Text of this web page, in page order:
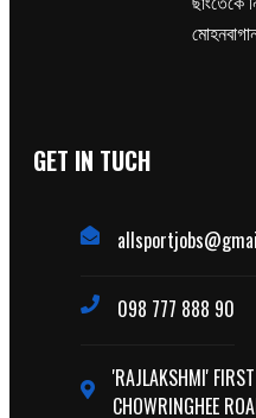
GET IN TUCH
098 777 888 90
'RAJLAKSHMI'
CHOWRINGHEE